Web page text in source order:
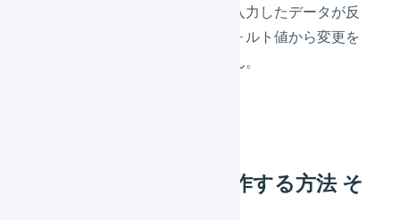
る場合、ファイルに入力したデータが反
映されるため、デフォルト値から変更を
する必要はありません。
マスタデータから操作する方法 そ